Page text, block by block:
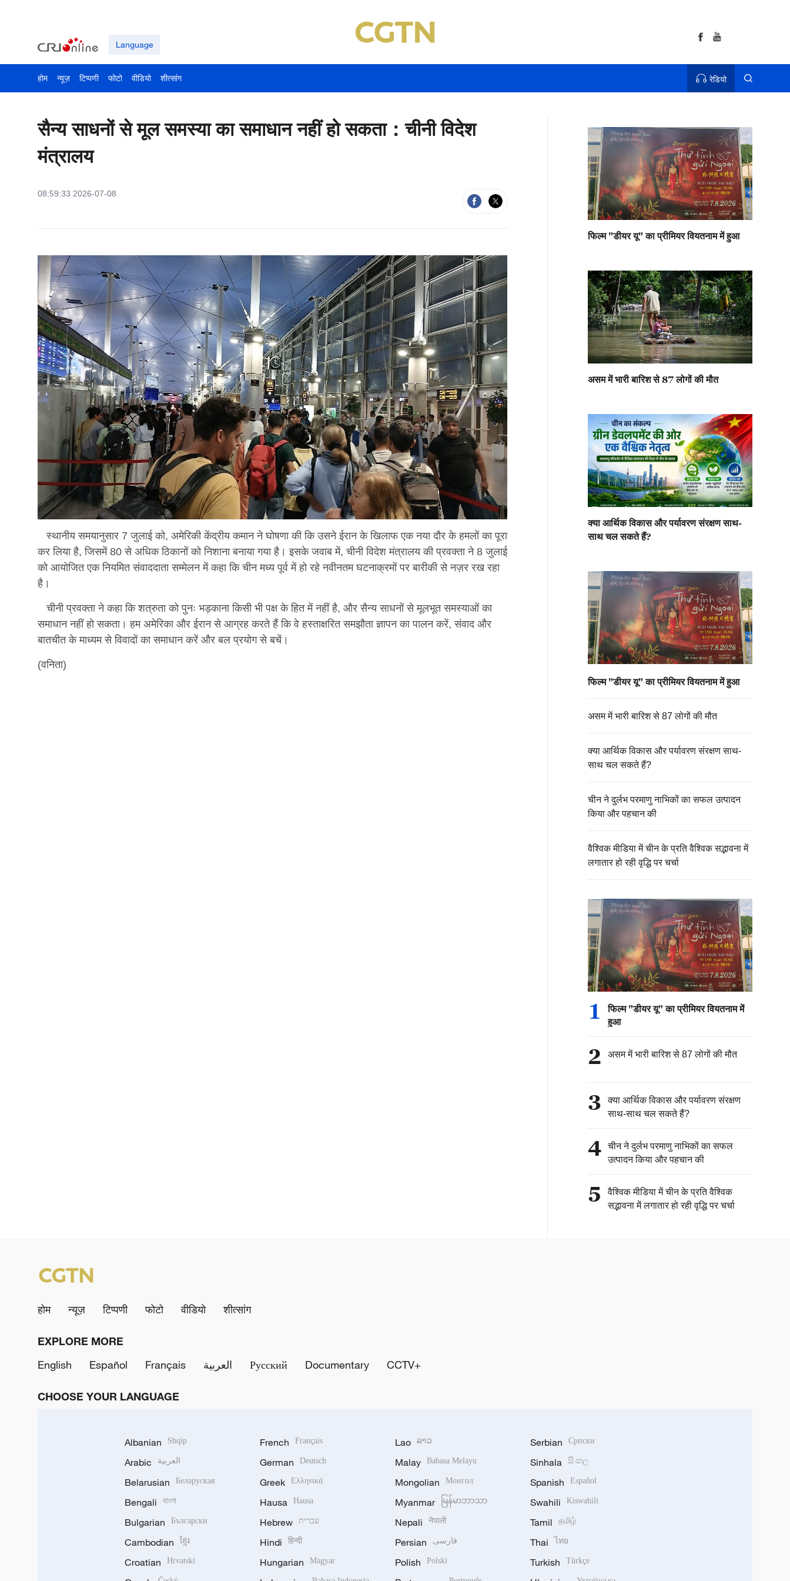
Language
होम न्यूज़ टिप्पणी फोटो वीडियो शीत्सांग रेडियो
सैन्य साधनों से मूल समस्या का समाधान नहीं हो सकता：चीनी विदेश
मंत्रालय
08:59:33 2026-07-08
स्थानीय समयानुसार 7 जुलाई को, अमेरिकी केंद्रीय कमान ने घोषणा की कि उसने ईरान के खिलाफ एक नया दौर के हमलों का पूरा
कर लिया है, जिसमें 80 से अधिक ठिकानों को निशाना बनाया गया है। इसके जवाब में, चीनी विदेश मंत्रालय की प्रवक्ता ने 8 जुलाई
को आयोजित एक नियमित संवाददाता सम्मेलन में कहा कि चीन मध्य पूर्व में हो रहे नवीनतम घटनाक्रमों पर बारीकी से नज़र रख रहा
है।
चीनी प्रवक्ता ने कहा कि शत्रुता को पुनः भड़काना किसी भी पक्ष के हित में नहीं है, और सैन्य साधनों से मूलभूत समस्याओं का
समाधान नहीं हो सकता। हम अमेरिका और ईरान से आग्रह करते हैं कि वे हस्ताक्षरित समझौता ज्ञापन का पालन करें, संवाद और
बातचीत के माध्यम से विवादों का समाधान करें और बल प्रयोग से बचें।
(वनिता)
फिल्म "डीयर यू" का प्रीमियर वियतनाम में हुआ
असम में भारी बारिश से 87 लोगों की मौत
क्या आर्थिक विकास और पर्यावरण संरक्षण साथ-
साथ चल सकते हैं?
फिल्म "डीयर यू" का प्रीमियर वियतनाम में हुआ
असम में भारी बारिश से 87 लोगों की मौत
क्या आर्थिक विकास और पर्यावरण संरक्षण साथ-
साथ चल सकते हैं?
चीन ने दुर्लभ परमाणु नाभिकों का सफल उत्पादन
किया और पहचान की
वैश्विक मीडिया में चीन के प्रति वैश्विक सद्भावना में
लगातार हो रही वृद्धि पर चर्चा
1
फिल्म "डीयर यू" का प्रीमियर वियतनाम में
हुआ
2 असम में भारी बारिश से 87 लोगों की मौत
3
क्या आर्थिक विकास और पर्यावरण संरक्षण
साथ-साथ चल सकते हैं?
4
चीन ने दुर्लभ परमाणु नाभिकों का सफल
उत्पादन किया और पहचान की
5
वैश्विक मीडिया में चीन के प्रति वैश्विक
सद्भावना में लगातार हो रही वृद्धि पर चर्चा
होम न्यूज़ टिप्पणी फोटो वीडियो शीत्सांग
EXPLORE MORE
English
Español Français العربية Русский Documentary CCTV+
CHOOSE YOUR LANGUAGE
Albanian Shqip
Arabic العربية
Belarusian Беларуская
Bengali বাংলা
Bulgarian Български
Cambodian ខ្មែរ
Croatian Hrvatski
French Français
German Deutsch
Greek Ελληνικά
Hausa Hausa
Hebrew עברית
Hindi हिन्दी
Hungarian Magyar
Lao ລາວ
Malay Bahasa Melayu
Mongolian Монгол
Myanmar မြန်မာဘာသာ
Nepali नेपाली
Persian فارسی
Polish Polski
Serbian Српски
Sinhala සිංහල
Spanish Español
Swahili Kiswahili
Tamil தமிழ்
Thai ไทย
Turkish Türkçe